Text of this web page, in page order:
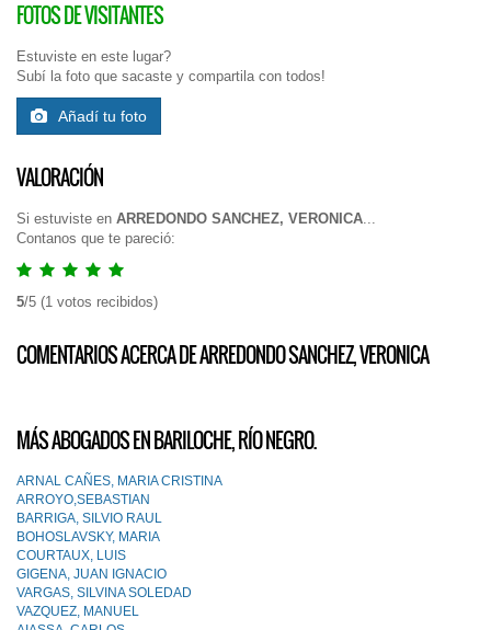
FOTOS DE VISITANTES
Estuviste en este lugar?
Subí la foto que sacaste y compartila con todos!
Añadí tu foto
VALORACIÓN
Si estuviste en ARREDONDO SANCHEZ, VERONICA...
Contanos que te pareció:
5/5 (1 votos recibidos)
COMENTARIOS ACERCA DE ARREDONDO SANCHEZ, VERONICA
MÁS ABOGADOS EN BARILOCHE, RÍO NEGRO.
ARNAL CAÑES, MARIA CRISTINA
ARROYO,SEBASTIAN
BARRIGA, SILVIO RAUL
BOHOSLAVSKY, MARIA
COURTAUX, LUIS
GIGENA, JUAN IGNACIO
VARGAS, SILVINA SOLEDAD
VAZQUEZ, MANUEL